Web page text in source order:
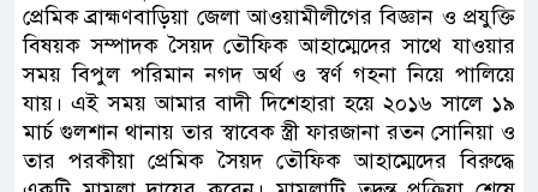
প্রেমিক ব্রাহ্মণবাড়িয়া জেলা আওয়ামীলীগের বিজ্ঞান ও প্রযুক্তি
বিষয়ক সম্পাদক সৈয়দ তৌফিক আহাম্মেদের সাথে যাওয়ার
সময় বিপুল পরিমান নগদ অর্থ ও স্বর্ণ গহনা নিয়ে পালিয়ে
যায়। এই সময় আমার বাদী দিশেহারা হয়ে ২০১৬ সালে ১৯
মার্চ গুলশান থানায় তার স্বাবেক স্ত্রী ফারজানা রতন সোনিয়া ও
তার পরকীয়া প্রেমিক সৈয়দ তৌফিক আহাম্মেদের বিরুদ্ধে